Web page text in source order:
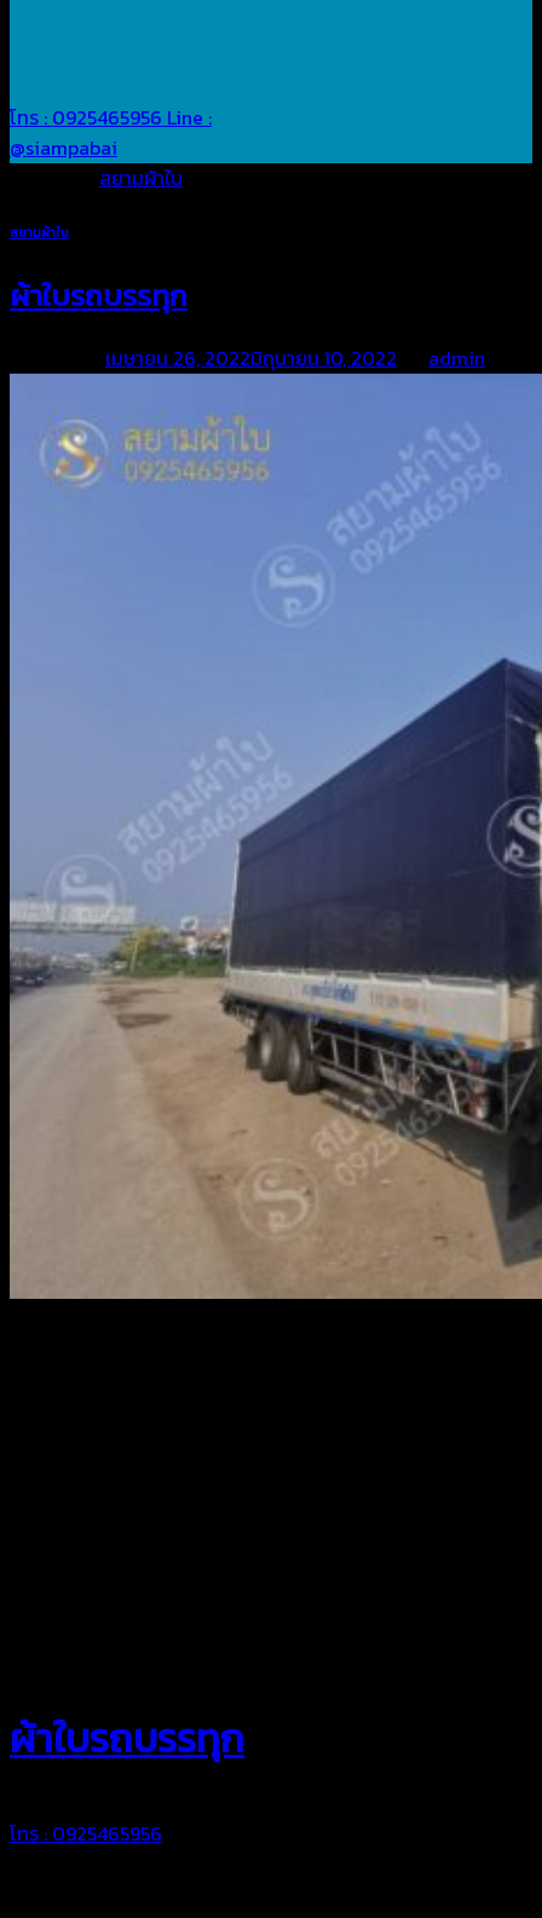
โทร : 0925465956 Line :
@siampabai
สยามผ้าใบ
สยามผ้าใบ
ผ้าใบรถบรรทุก
เมษายน 26, 2022มิถุนายน 10, 2022 admin
ผ้าใบรถบรรทุก
โทร : 0925465956